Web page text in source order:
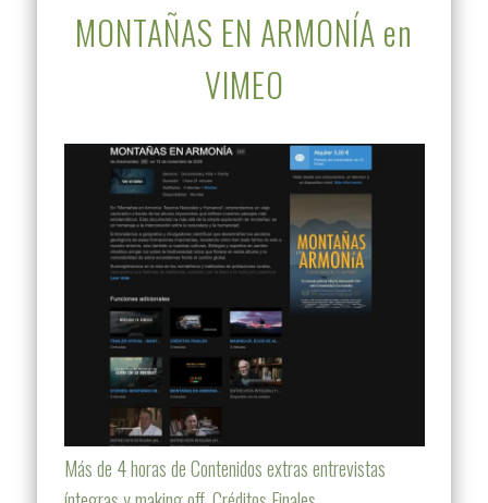
MONTAÑAS EN ARMONÍA en
VIMEO
Más de 4 horas de Contenidos extras entrevistas